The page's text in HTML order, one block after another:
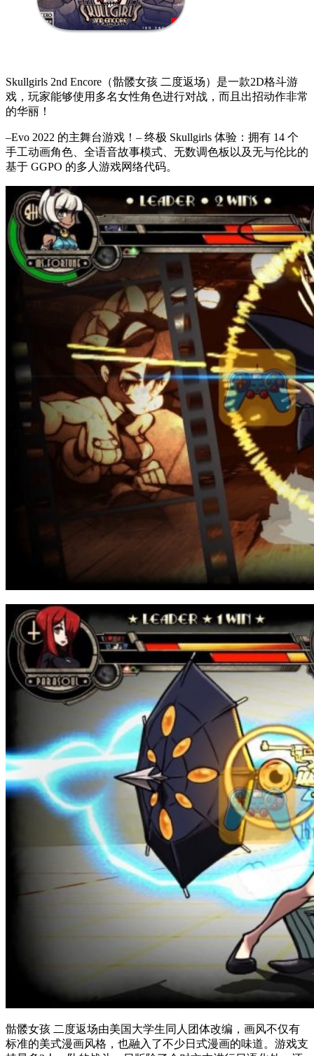
Skullgirls 2nd Encore（骷髅女孩 二度返场）是一款2D格斗游
戏，玩家能够使用多名女性角色进行对战，而且出招动作非常
的华丽！
–Evo 2022 的主舞台游戏！– 终极 Skullgirls 体验：拥有 14 个
手工动画角色、全语音故事模式、无数调色板以及无与伦比的
基于 GGPO 的多人游戏网络代码。
骷髅女孩 二度返场由美国大学生同人团体改编，画风不仅有
标准的美式漫画风格，也融入了不少日式漫画的味道。游戏支